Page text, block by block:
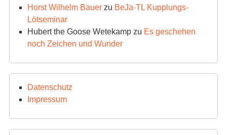
Horst Wilhelm Bauerzu BeJa-TL Kupplungs-
Lötseminar
Hubert the Goose Wetekampzu Es geschehen
noch Zeichen und Wunder
Datenschutz
Impressum